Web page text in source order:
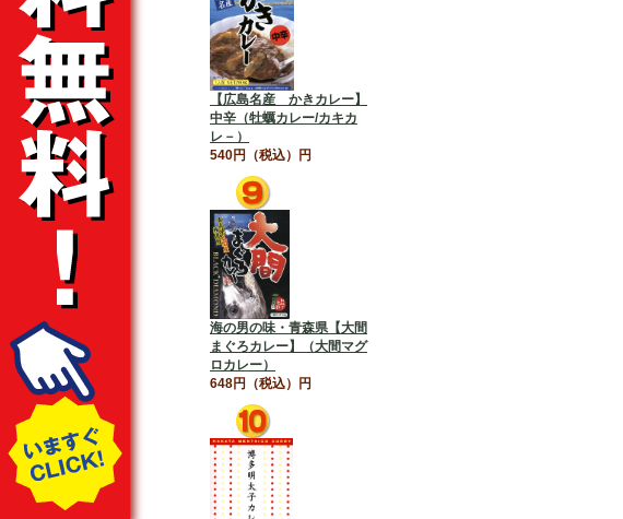
【広島名産 かきカレー】
中辛（牡蠣カレー/カキカ
レ－）
540円（税込）円
海の男の味・青森県【大間
まぐろカレー】（大間マグ
ロカレー）
648円（税込）円